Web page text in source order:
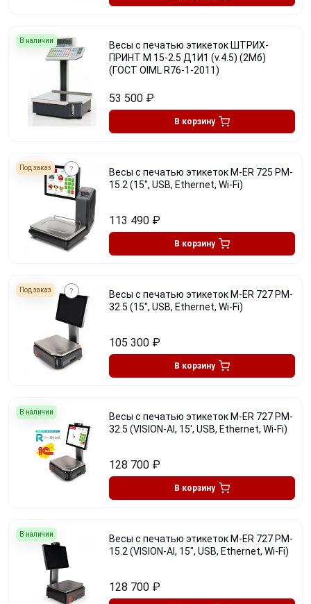
В наличии
В корзину
Весы с печатью этикеток ШТРИХ-
ПРИНТ М 15-2.5 Д1И1 (v.4.5) (2Мб)
(ГОСТ OIML R76-1-2011)
53 500 ₽
Под заказ
В корзину
Весы с печатью этикеток M-ER 725 PM-
15.2 (15", USB, Ethernet, Wi-Fi)
113 490 ₽
Под заказ
В корзину
Весы с печатью этикеток M-ER 727 PM-
32.5 (15", USB, Ethernet, Wi-Fi)
105 300 ₽
В наличии
В корзину
Весы с печатью этикеток M-ER 727 PM-
32.5 (VISION-AI, 15', USB, Ethernet, Wi-Fi)
128 700 ₽
В наличии
Весы с печатью этикеток M-ER 727 PM-
15.2 (VISION-AI, 15", USB, Ethernet, Wi-Fi)
128 700 ₽